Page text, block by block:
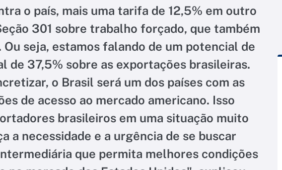
o país, mais uma tarifa de 12,5% em outro
301 sobre trabalho forçado, que também
seja, estamos falando de um potencial de
de 37,5% sobre as exportações brasileiras.
o Brasil será um dos países com as
de acesso ao mercado americano. Isso
brasileiros em uma situação muito
a necessidade e a urgência de se buscar
que permita melhores condições